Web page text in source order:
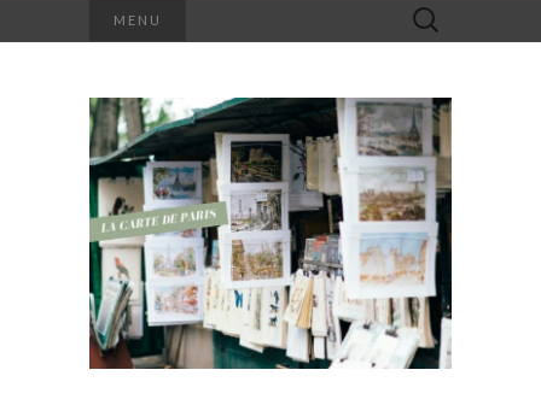
MENU Rechercher :